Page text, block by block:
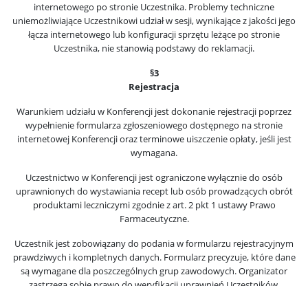
internetowego po stronie Uczestnika. Problemy techniczne
uniemożliwiające Uczestnikowi udział w sesji, wynikające z jakości jego
łącza internetowego lub konfiguracji sprzętu leżące po stronie
Uczestnika, nie stanowią podstawy do reklamacji.
§3
Rejestracja
Warunkiem udziału w Konferencji jest dokonanie rejestracji poprzez
wypełnienie formularza zgłoszeniowego dostępnego na stronie
internetowej Konferencji oraz terminowe uiszczenie opłaty, jeśli jest
wymagana.
Uczestnictwo w Konferencji jest ograniczone wyłącznie do osób
uprawnionych do wystawiania recept lub osób prowadzących obrót
produktami leczniczymi zgodnie z art. 2 pkt 1 ustawy Prawo
Farmaceutyczne.
Uczestnik jest zobowiązany do podania w formularzu rejestracyjnym
prawdziwych i kompletnych danych. Formularz precyzuje, które dane
są wymagane dla poszczególnych grup zawodowych. Organizator